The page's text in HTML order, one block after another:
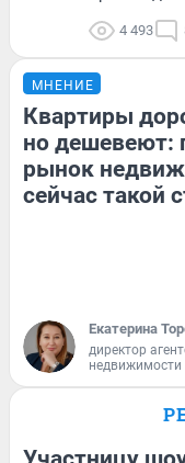
4 493
МНЕНИЕ
Квартиры
но дешевеют:
рынок
сейчас такой
Екатерина
директор
недвижимости